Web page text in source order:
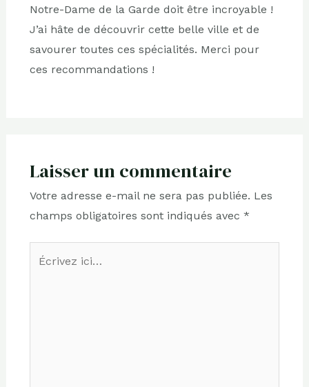
Notre-Dame de la Garde doit être incroyable !
J’ai hâte de découvrir cette belle ville et de
savourer toutes ces spécialités. Merci pour
ces recommandations !
Laisser un commentaire
Votre adresse e-mail ne sera pas publiée. Les
champs obligatoires sont indiqués avec *